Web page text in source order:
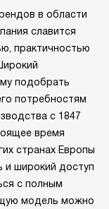
в области
славится
практичностью
подобрать
потребностям
с 1847
время
странах Европы
и широкий доступ
с полным
модель можно